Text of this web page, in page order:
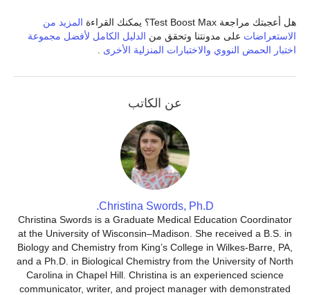
هل أعجبتك مراجعة Test Boost Max؟ يمكنك القراءة
المزيد من
الاستعراضات على مدونتنا وتحقق من الدليل الكامل لأفضل مجموعة
اختبار الحمض النووي والاختبارات المنزلية الأخرى
عن الكاتب
Christina Swords, Ph.D.
Christina Swords is a Graduate Medical Education Coordinator
at the University of Wisconsin–Madison. She received a B.S. in
Biology and Chemistry from King’s College in Wilkes-Barre, PA,
and a Ph.D. in Biological Chemistry from the University of North
Carolina in Chapel Hill. Christina is an experienced science
communicator, writer, and project manager with demonstrated